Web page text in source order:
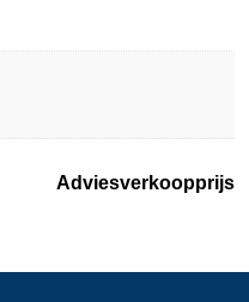
Adviesverkoopprijs